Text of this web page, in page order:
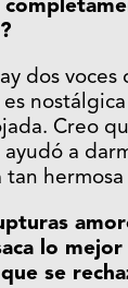
dos
Creo
a
lo
se